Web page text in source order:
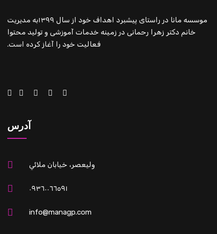
موسسه مانا در راستای پیشبرد اهداف خود از سال ۱۳۹۹به مدیریت
خانم دکتر زهرا رحمانی در زمینه خدمات آموزشی و تولید محتوا
فعالیت خود را آغاز کرده است.
آدرس
وليعصر، خيابان ملائي
٠٩٣٦٠٠٦٦٥٩١
info@managp.com